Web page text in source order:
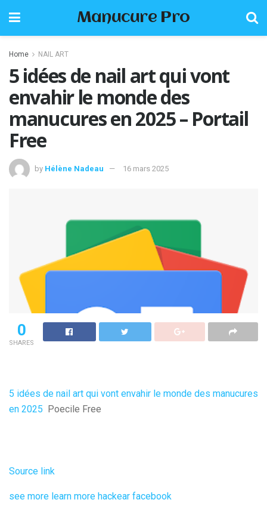
Manucure Pro
Home NAIL ART
5 idées de nail art qui vont
envahir le monde des
manucures en 2025 – Portail
Free
by Hélène Nadeau 16 mars 2025
0
SHARES
5 idées de nail art qui vont envahir le monde des manucures
en 2025 Poecile Free
Source link
see more learn more hackear facebook